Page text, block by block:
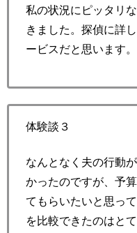
私の状況にピッタリ
きました。探偵に詳
ービスだと思います。
体験談３
なんとなく夫の行動
かったのですが、予
てもらいたいと思っ
を比較できたのはと